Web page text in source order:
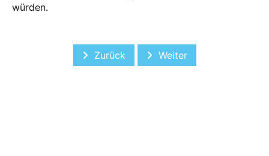
würden.
Vorheriger Beitrag: „Das Modell
Zurück Nächster Beitrag: Kfz-
Weiter